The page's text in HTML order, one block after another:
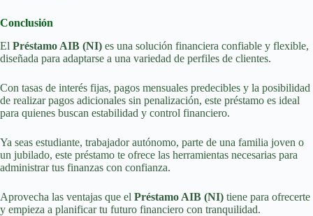
Conclusión
El Préstamo AIB (NI) es una solución financiera confiable y flexible,
diseñada para adaptarse a una variedad de perfiles de clientes.
Con tasas de interés fijas, pagos mensuales predecibles y la posibilidad
de realizar pagos adicionales sin penalización, este préstamo es ideal
para quienes buscan estabilidad y control financiero.
Ya seas estudiante, trabajador autónomo, parte de una familia joven o
un jubilado, este préstamo te ofrece las herramientas necesarias para
administrar tus finanzas con confianza.
Aprovecha las ventajas que el Préstamo AIB (NI) tiene para ofrecerte
y empieza a planificar tu futuro financiero con tranquilidad.